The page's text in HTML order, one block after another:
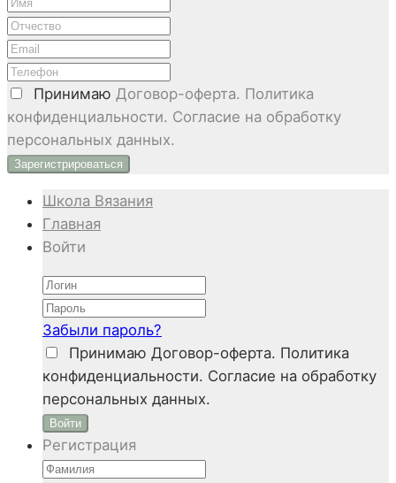
Принимаю Договор-оферта. Политика
конфиденциальности. Согласие на обработку
персональных данных.
Школа Вязания
Главная
Войти
Забыли пароль?
Принимаю Договор-оферта. Политика
конфиденциальности. Согласие на обработку
персональных данных.
Войти
Регистрация